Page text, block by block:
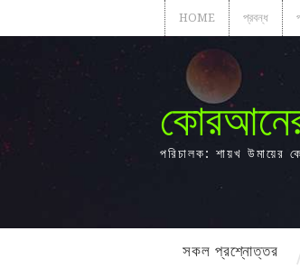
HOME প্রবন্ধ
পরিচালক: শায়খ উমায়ের
সকল প্রশ্নোত্তর